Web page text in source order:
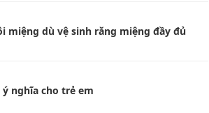
miệng dù vệ sinh răng miệng đầy đủ
ý nghĩa cho trẻ em